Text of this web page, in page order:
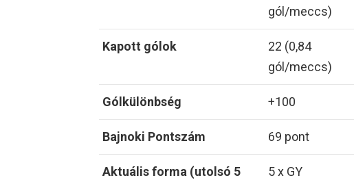
gól/meccs)
Kapott gólok
22 (0,84
gól/meccs)
Gólkülönbség +100
Bajnoki Pontszám 69 pont
Aktuális forma (utolsó 5
5 x GY